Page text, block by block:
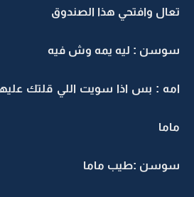
تعال وافتحي هذا الصندوق
سوسن : ليه يمه وش فيه
امه : بس اذا سويت اللي قلتك
ماما
سوسن :طيب ماما